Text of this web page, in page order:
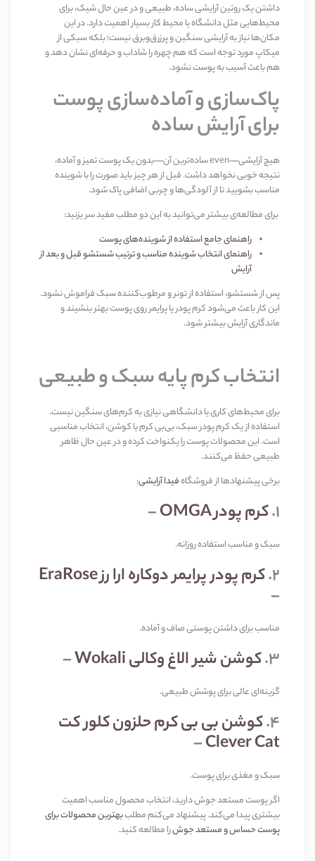
داشتن یک روتین آرایشی ساده، طبیعی و در عین حال شیک، برای
محیط‌هایی مثل دانشگاه یا محیط کار بسیار اهمیت دارد. در این
مکان‌ها نیاز به آرایشی سنگین و پرزرق‌وبرق نیست؛ بلکه سبکی از
میکاپ مورد توجه است که هم چهره را شاداب و حرفه‌ای نشان دهد و
هم باعث آسیب به پوست نشود.
پاک‌سازی و آماده‌سازی پوست
برای آرایش ساده
هیچ آرایشی—even
ساده‌ترین آن—بدون یک پوست تمیز و آماده،
نتیجه خوبی نخواهد داشت. قبل از هر چیز باید صورت را با شوینده
مناسب بشویید تا از آلودگی‌ها و چربی اضافی پاک شود.
برای مطالعه‌ی بیشتر می‌توانید به این دو مطلب مفید سر بزنید:
راهنمای جامع استفاده از شوینده‌های پوست
راهنمای انتخاب شوینده مناسب و ترتیب شستشو قبل و بعد از
آرایش
پس از شستشو، استفاده از تونر و مرطوب‌کننده سبک فراموش نشود.
این کار باعث می‌شود کرم پودر یا پرایمر روی پوست بهتر بنشیند و
ماندگاری آرایش بیشتر شود.
انتخاب کرم پایه سبک و طبیعی
برای محیط‌های کاری یا دانشگاهی نیازی به کرم‌های سنگین نیست.
استفاده از یک کرم پودر سبک، بی‌بی کرم یا کوشن، انتخاب مناسبی
است. این محصولات پوست را یکنواخت کرده و در عین حال ظاهر
طبیعی حفظ می‌کنند.
برخی پیشنهادها از فروشگاهفیدا آرایشی:
1. کرم پودرOMGA
–
سبک و مناسب استفاده روزانه.
2. کرم پودر پرایمر دوکاره ارا رزEraRose
–
مناسب برای داشتن پوستی صاف و آماده.
3. کوشن شیر الاغ وکالی –
گزینه‌ای عالی برای پوشش طبیعی.
4. کوشن بی بی کرم حلزون کلور کت
Clever Cat
–
سبک و مغذی برای پوست.
اگر پوست مستعد جوش دارید، انتخاب محصول مناسب اهمیت
بیشتری پیدا می‌کند. پیشنهاد می‌کنم مطلببهترین محصولات برای
پوست حساس و مستعد جوشرا مطالعه کنید.